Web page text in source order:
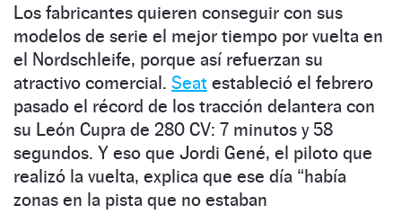
Los fabricantes quieren conseguir con sus
modelos de serie el mejor tiempo por vuelta en
el Nordschleife, porque así refuerzan su
atractivo comercial. Seat estableció el febrero
pasado el récord de los tracción delantera con
su León Cupra de 280 CV: 7 minutos y 58
segundos. Y eso que Jordi Gené, el piloto que
realizó la vuelta, explica que ese día “había
zonas en la pista que no estaban